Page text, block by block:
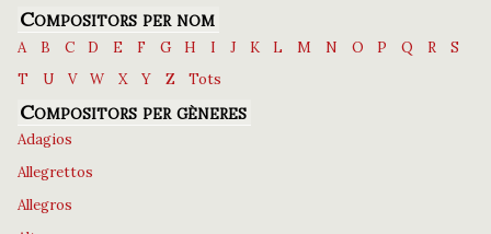
Compositors per nom
A B C D E F G H I J K L M N O P Q R
S
T
U V W X Y Z Tots
Compositors per gèneres
Adagios
Allegrettos
Allegros